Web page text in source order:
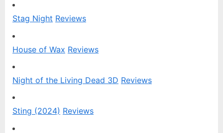
u
P
t
o
t
Stag Night Reviews
House of Wax Reviews
Night of the Living Dead 3D Reviews
Sting (2024) Reviews